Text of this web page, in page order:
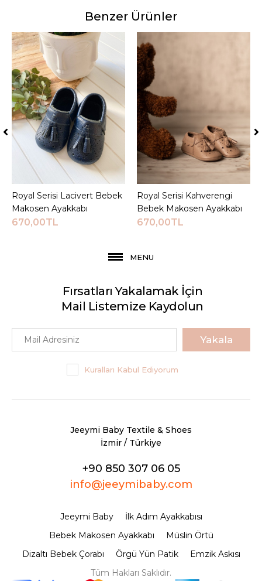
Benzer Ürünler
Sepete Ekle
Royal Serisi Lacivert Bebek
Makosen Ayakkabı
670,00TL
Sepete Ekle
Royal Serisi Kahverengi
Bebek Makosen Ayakkabı
670,00TL
MENU
Fırsatları Yakalamak İçin
Mail Listemize Kaydolun
Yakala
Kuralları Kabul Ediyorum
Jeeymi Baby Textile & Shoes
İzmir / Türkiye
+90 850 307 06 05
info@jeeymibaby.com
Jeeymi Baby
İlk Adım Ayakkabısı
Bebek Makosen Ayakkabı
Müslin Örtü
Dizaltı Bebek Çorabı
Örgü Yün Patik
Emzik Askısı
Tüm Hakları Saklıdır.